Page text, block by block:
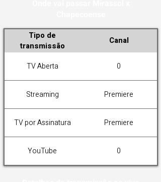
Tipo de
transmissão
Canal
TV Aberta 0
Streaming Premiere
TV por Assinatura Premiere
YouTube 0